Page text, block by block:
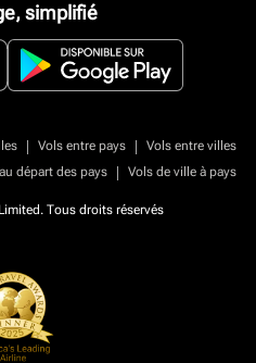
simplifié
| Vols entre pays |
Vols entre villes
départ des pays | Vols de ville à pays
Tous droits réservés